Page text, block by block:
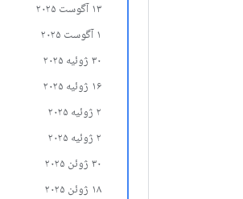
۱۳ آگوست ۲۰۲۵
۱ آگوست ۲۰۲۵
۳۰ ژوئیه ۲۰۲۵
۱۶ ژوئیه ۲۰۲۵
۲ ژوئیه ۲۰۲۵
۲ ژوئیه ۲۰۲۵
۳۰ ژوئن ۲۰۲۵
۱۸ ژوئن ۲۰۲۵